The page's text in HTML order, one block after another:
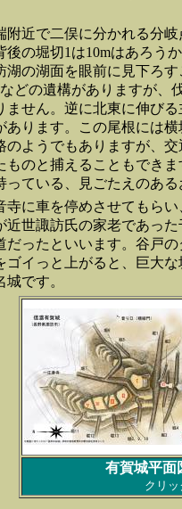
附近で二俣に分かれる分
後の堀切1は10mはあろう
湖の湖面を眼前に見下ろ
どの遺構がありますが、
ません。逆に北東に伸び
あります。この尾根には
のようでもありますが、
ものと捕えることもでき
っている、見ごたえのあ
寺に車を停めさせてもら
近世諏訪氏の家老であっ
だったといいます。谷戸
ゴイっと上がると、巨大
です。
有賀城平面
クリ